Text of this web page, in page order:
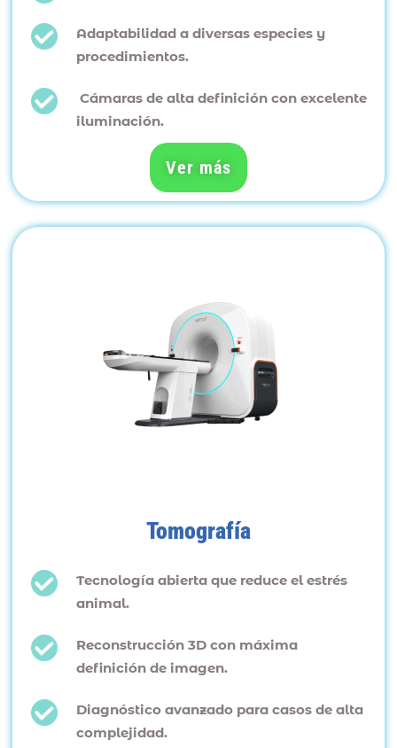
Adaptabilidad a diversas especies y
procedimientos.
Cámaras de alta definición con excelente
iluminación.
Ver más
Tomografía
Tecnología abierta que reduce el estrés
animal.
Reconstrucción 3D con máxima
definición de imagen.
Diagnóstico avanzado para casos de alta
complejidad.